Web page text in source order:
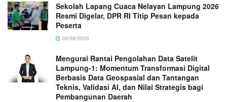
Sekolah Lapang Cuaca Nelayan Lampung 2026
Resmi Digelar, DPR RI Titip Pesan kepada
Peserta
06/08/2026
Mengurai Rantai Pengolahan Data Satelit
Lampung-1: Momentum Transformasi Digital
Berbasis Data Geospasial dan Tantangan
Teknis, Validasi AI, dan Nilai Strategis bagi
Pembangunan Daerah